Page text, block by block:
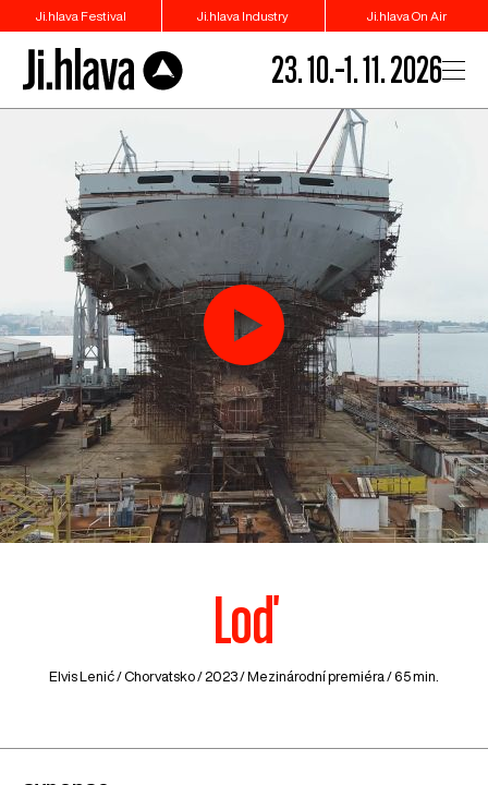
Ji.hlava Festival Ji.hlava Industry Ji.hlava On Air
23. 10.–1. 11. 2026
Loď
Elvis Lenić /Chorvatsko/ 2023 / Mezinárodní premiéra / 65 min.